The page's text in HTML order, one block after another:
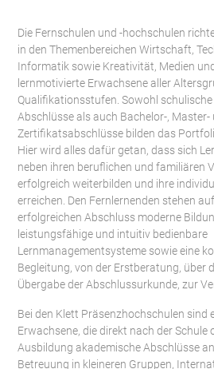
Die Fernschulen und -hochschulen
in den Themenbereichen Wirtschaft,
Informatik sowie Kreativität, Medien
lernmotivierte Erwachsene aller
Qualifikationsstufen. Sowohl
Abschlüsse als auch Bachelor-, Master-
Zertifikatsabschlüsse bilden das
Hier wird alles dafür getan, dass sich
neben ihren beruflichen und familiären
erfolgreich weiterbilden und ihre
erreichen. Den Fernlernenden stehen
erfolgreichen Abschluss moderne
leistungsfähige und intuitiv bedienbare
Lernmanagementsysteme sowie eine
Begleitung, von der Erstberatung, über
Übergabe der Abschlussurkunde, zur
Bei den Klett Präsenzhochschulen sind
Erwachsene, die direkt nach der Schule
Ausbildung akademische Abschlüsse
Betreuung in kleineren Gruppen,